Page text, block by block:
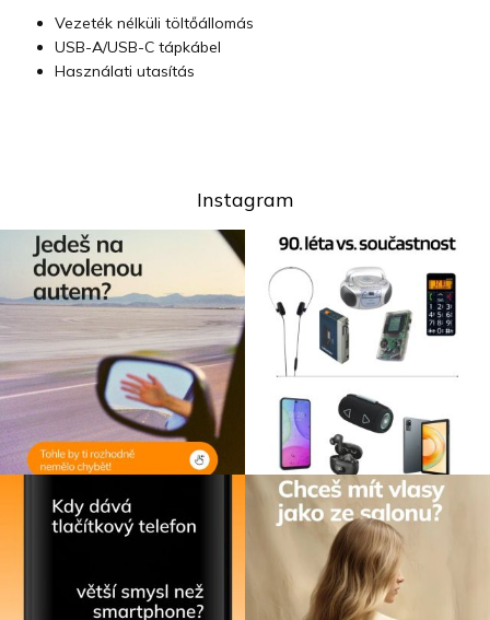
Vezeték nélküli töltőállomás
USB-A/USB-C tápkábel
Használati utasítás
Instagram